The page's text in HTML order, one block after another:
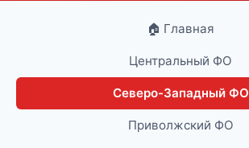
🏠 Главная
Центральный ФО
Северо-Западный ФО
Приволжский ФО